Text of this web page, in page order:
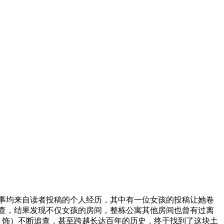
来自读者投稿的个人经历，其中有一位女孩的投稿让她卷
，结果发现不仅女孩的房间，整栋公寓其他房间也曾有过离
）不断追查，甚至跨越长达百年的历史，终于找到了这块土